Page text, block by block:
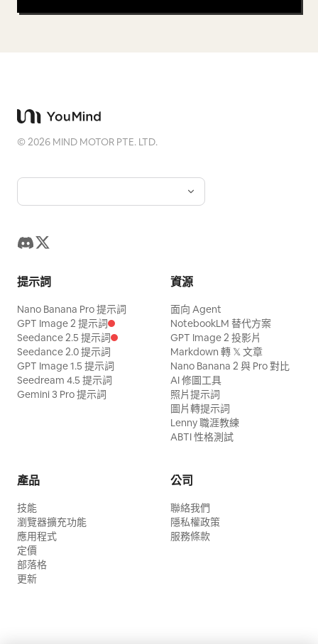
©2026 MIND MOTOR PTE. LTD.
提示詞
Nano Banana Pro 提示詞
GPT Image 2 提示詞
Seedance 2.5 提示詞
Seedance 2.0 提示詞
GPT Image 1.5 提示詞
Seedream 4.5 提示詞
Gemini 3 Pro 提示詞
資源
面向 Agent
NotebookLM 替代方案
GPT Image 2 投影片
Markdown 轉 𝕏 文章
Nano Banana 2 與 Pro 對比
AI 修圖工具
照片提示詞
圖片轉提示詞
Lenny 職涯教練
ABTI 性格測試
產品
技能
瀏覽器擴充功能
應用程式
定價
部落格
更新
公司
聯絡我們
隱私權政策
服務條款